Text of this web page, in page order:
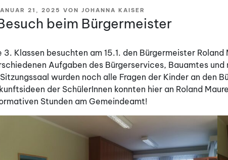
21, 2025 VON JOHANNA KAISER
beim Bürgermeister
3. Klassen besuchten am 15.1. den Bürgermeister
Aufgaben des Bürgerservices, Bauamtes
wurden noch alle Fragen der Kinder an den
der SchülerInnen konnten hier an Roland
Stunden am Gemeindeamt!